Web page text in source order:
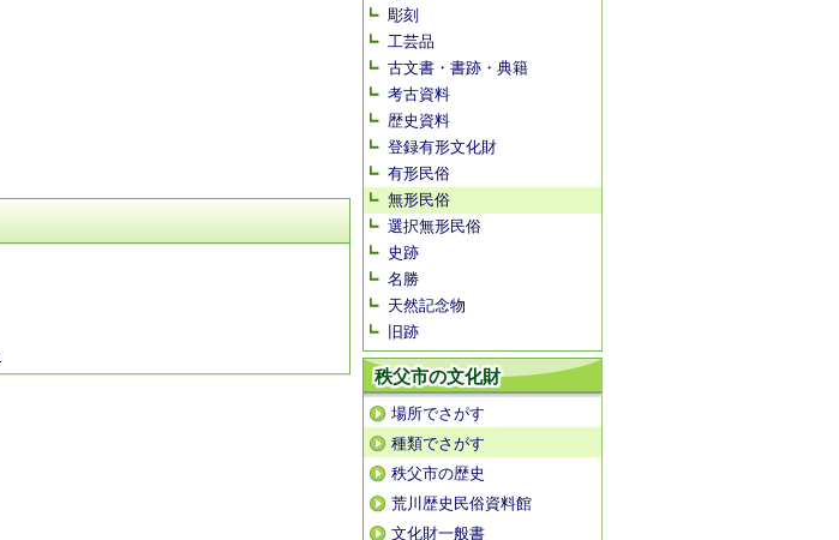
彫刻
工芸品
古文書・書跡・典籍
考古資料
歴史資料
登録有形文化財
有形民俗
無形民俗
選択無形民俗
史跡
名勝
天然記念物
旧跡
秩父市の文化財
場所でさがす
種類でさがす
秩父市の歴史
荒川歴史民俗資料館
文化財一般書